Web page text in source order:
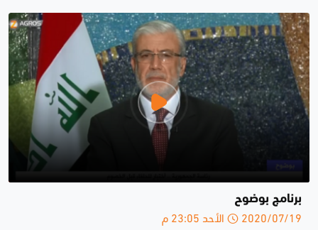
برنامج بوضوح
2020/07/19 الأحد 23:05 م